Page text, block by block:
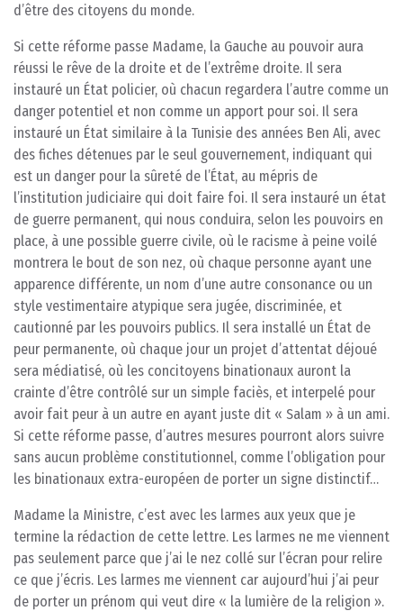
d’être des citoyens du monde.
Si cette réforme passe Madame, la Gauche au pouvoir aura
réussi le rêve de la droite et de l’extrême droite. Il sera
instauré un État policier, où chacun regardera l’autre comme un
danger potentiel et non comme un apport pour soi. Il sera
instauré un État similaire à la Tunisie des années Ben Ali, avec
des fiches détenues par le seul gouvernement, indiquant qui
est un danger pour la sûreté de l’État, au mépris de
l’institution judiciaire qui doit faire foi. Il sera instauré un état
de guerre permanent, qui nous conduira, selon les pouvoirs en
place, à une possible guerre civile, où le racisme à peine voilé
montrera le bout de son nez, où chaque personne ayant une
apparence différente, un nom d’une autre consonance ou un
style vestimentaire atypique sera jugée, discriminée, et
cautionné par les pouvoirs publics. Il sera installé un État de
peur permanente, où chaque jour un projet d’attentat déjoué
sera médiatisé, où les concitoyens binationaux auront la
crainte d’être contrôlé sur un simple faciès, et interpelé pour
avoir fait peur à un autre en ayant juste dit « Salam » à un ami.
Si cette réforme passe, d’autres mesures pourront alors suivre
sans aucun problème constitutionnel, comme l’obligation pour
les binationaux extra-européen de porter un signe distinctif…
Madame la Ministre, c’est avec les larmes aux yeux que je
termine la rédaction de cette lettre. Les larmes ne me viennent
pas seulement parce que j’ai le nez collé sur l’écran pour relire
ce que j’écris. Les larmes me viennent car aujourd’hui j’ai peur
de porter un prénom qui veut dire « la lumière de la religion ».